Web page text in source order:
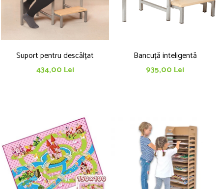
Suport pentru descălțat
434,00 Lei
Bancuță inteligentă
935,00 Lei